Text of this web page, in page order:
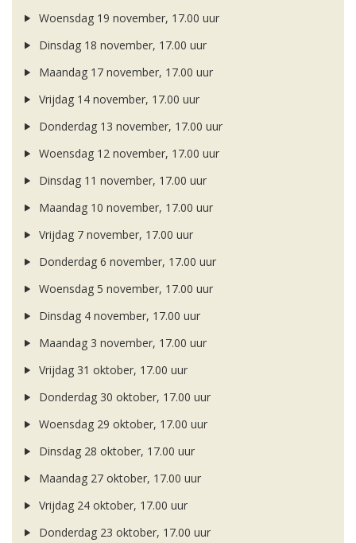
Woensdag 19 november, 17.00 uur
Dinsdag 18 november, 17.00 uur
Maandag 17 november, 17.00 uur
Vrijdag 14 november, 17.00 uur
Donderdag 13 november, 17.00 uur
Woensdag 12 november, 17.00 uur
Dinsdag 11 november, 17.00 uur
Maandag 10 november, 17.00 uur
Vrijdag 7 november, 17.00 uur
Donderdag 6 november, 17.00 uur
Woensdag 5 november, 17.00 uur
Dinsdag 4 november, 17.00 uur
Maandag 3 november, 17.00 uur
Vrijdag 31 oktober, 17.00 uur
Donderdag 30 oktober, 17.00 uur
Woensdag 29 oktober, 17.00 uur
Dinsdag 28 oktober, 17.00 uur
Maandag 27 oktober, 17.00 uur
Vrijdag 24 oktober, 17.00 uur
Donderdag 23 oktober, 17.00 uur